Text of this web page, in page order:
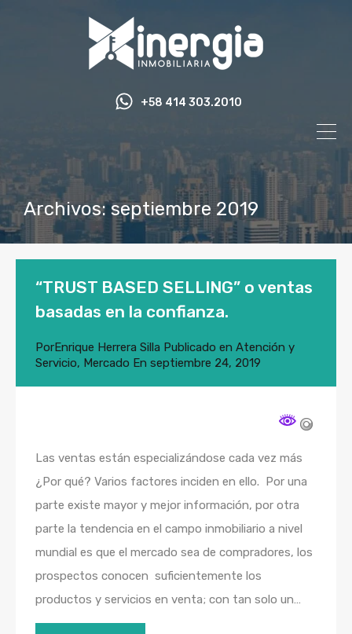
+58 414 303.2010
Archivos: septiembre 2019
“TRUST BASED SELLING” o ventas
basadas en la confianza.
PorEnrique Herrera Silla Publicado en Atención y
Servicio, Mercado En septiembre 24, 2019
Las ventas están especializándose cada vez más
¿Por qué? Varios factores inciden en ello. Por una
parte existe mayor y mejor información, por otra
parte la tendencia en el campo inmobiliario a nivel
mundial es que el mercado sea de compradores, los
prospectos conocen suficientemente los
productos y servicios en venta; con tan solo un…